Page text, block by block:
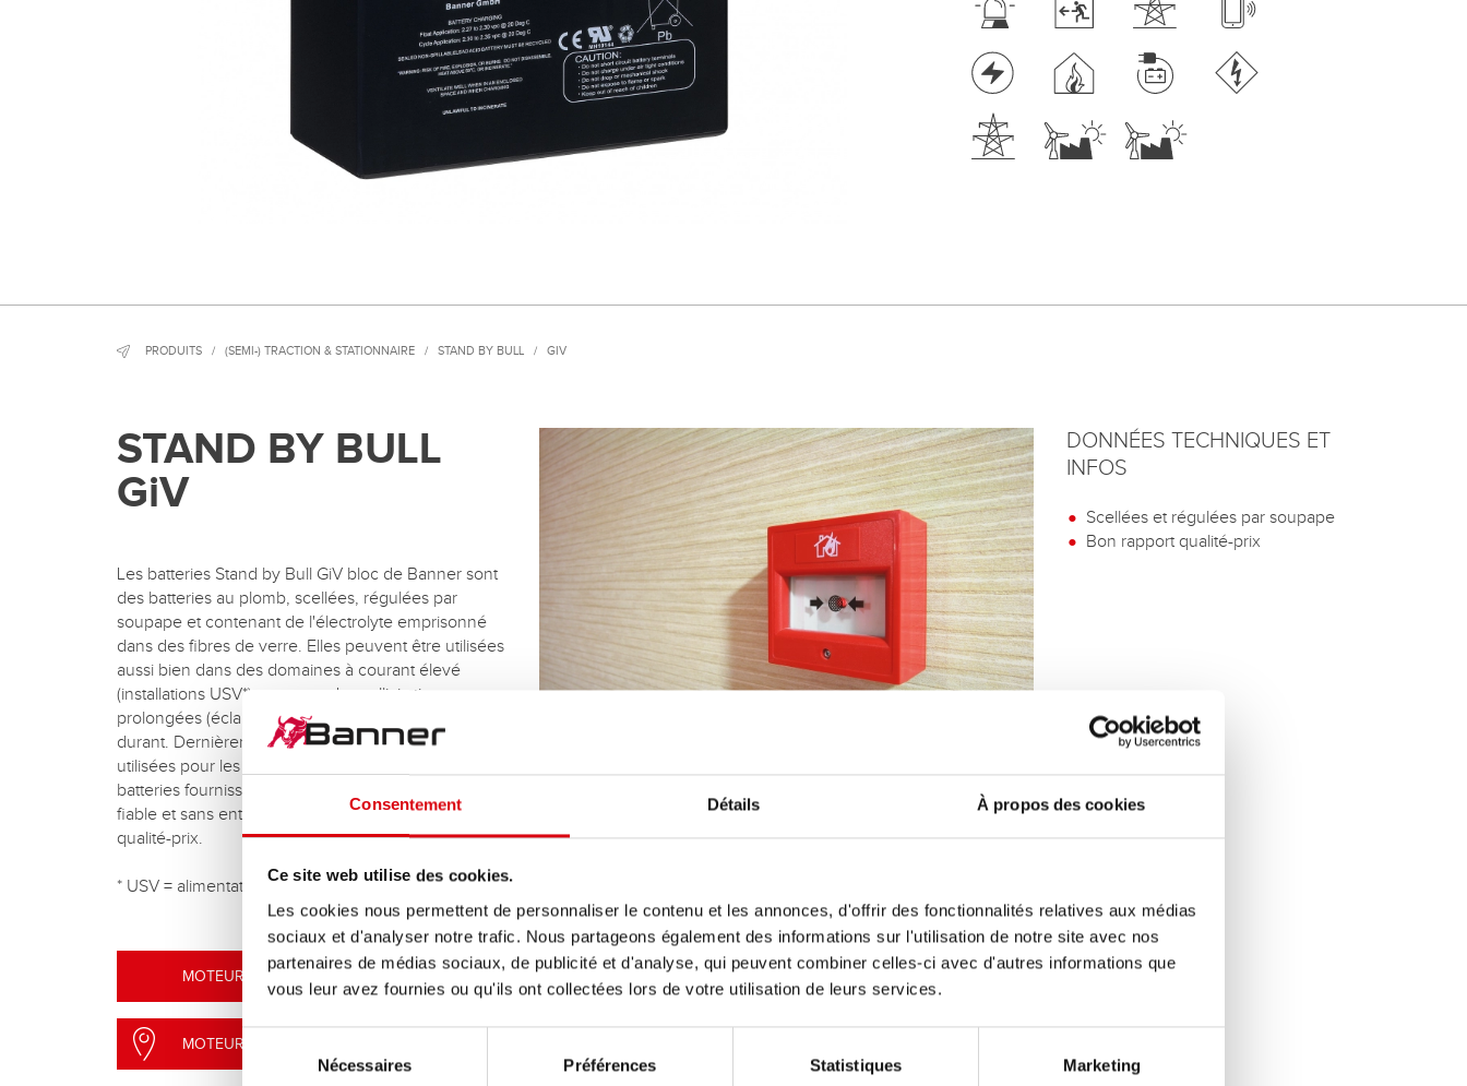
Consentement Détails À propos des cookies
Ce site web utilise des cookies.
Les cookies nous permettent de personnaliser le contenu et les annonces, d'offrir des fonctionnalités relatives aux médias
sociaux et d'analyser notre trafic. Nous partageons également des informations sur l'utilisation de notre site avec nos
partenaires de médias sociaux, de publicité et d'analyse, qui peuvent combiner celles-ci avec d'autres informations que
vous leur avez fournies ou qu'ils ont collectées lors de votre utilisation de leurs services.
Sélection
du
Nécessaires Préférences Statistiques Marketing
PRODUITS / (SEMI-) TRACTION & STATIONNAIRE / STAND BY BULL / GIV
STAND BY BULL
GiV
Les batteries Stand by Bull GiV bloc de Banner sont
des batteries au plomb, scellées, régulées par
soupape et contenant de l'électrolyte emprisonné
dans des fibres de verre. Elles peuvent être utilisées
aussi bien dans des domaines à courant élevé
(installations USV*) que pour des sollicitations
prolongées (éclairages de sécurité) plusieurs heures
durant. Dernièrement, ces batteries sont également
utilisées pour les loisirs et le secteur ménager. Ces
batteries fournissent une alimentation électrique
fiable et sans entretien à un excellent rapport
qualité-prix.
* USV = alimentation électrique sans interruption
MOTEUR DE RECHERCHE DE BATTERIES
MOTEUR DE RECHERCHE DE REVENDEURS
DONNÉES TECHNIQUES ET
INFOS
Scellées et régulées par soupape
Bon rapport qualité-prix